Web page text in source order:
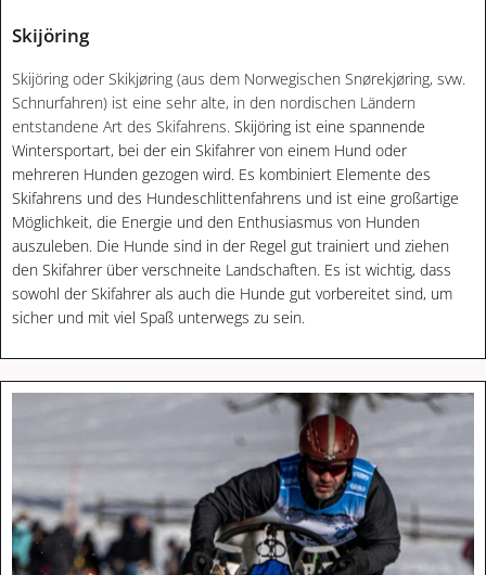
Skijöring
Skijöring oder Skikjøring (aus dem Norwegischen Snørekjøring, svw.
Schnurfahren) ist eine sehr alte, in den nordischen Ländern
entstandene Art des Skifahrens. Skijöring ist eine spannende
Wintersportart, bei der ein Skifahrer von einem Hund oder
mehreren Hunden gezogen wird. Es kombiniert Elemente des
Skifahrens und des Hundeschlittenfahrens und ist eine großartige
Möglichkeit, die Energie und den Enthusiasmus von Hunden
auszuleben. Die Hunde sind in der Regel gut trainiert und ziehen
den Skifahrer über verschneite Landschaften. Es ist wichtig, dass
sowohl der Skifahrer als auch die Hunde gut vorbereitet sind, um
sicher und mit viel Spaß unterwegs zu sein.